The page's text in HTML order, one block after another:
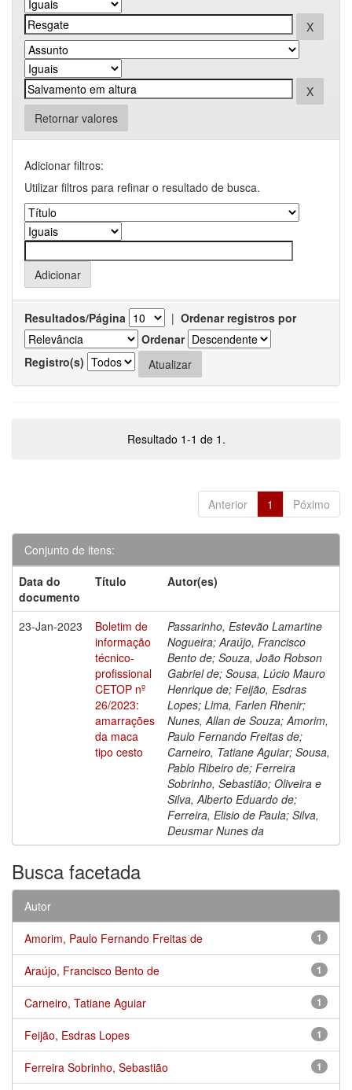
Retornar valores
Adicionar filtros:
Utilizar filtros para refinar o resultado de busca.
Resultados/Página | Ordenar registros por
Ordenar
Registro(s)
Resultado 1-1 de 1.
Anterior 1 Póximo
Conjunto de itens:
Data do
documento
Título Autor(es)
23-Jan-2023
Boletim de
informação
técnico-
profissional
CETOP nº
26/2023:
amarrações
da maca
tipo cesto
Passarinho, Estevão Lamartine
Nogueira; Araújo, Francisco
Bento de; Souza, João Robson
Gabriel de; Sousa, Lúcio Mauro
Henrique de; Feijão, Esdras
Lopes; Lima, Farlen Rhenir;
Nunes, Allan de Souza; Amorim,
Paulo Fernando Freitas de;
Carneiro, Tatiane Aguiar; Sousa,
Pablo Ribeiro de; Ferreira
Sobrinho, Sebastião; Oliveira e
Silva, Alberto Eduardo de;
Ferreira, Elisio de Paula; Silva,
Deusmar Nunes da
Busca facetada
Autor
1
Amorim, Paulo Fernando Freitas de
1
Araújo, Francisco Bento de
1
Carneiro, Tatiane Aguiar
1
Feijão, Esdras Lopes
1
Ferreira Sobrinho, Sebastião